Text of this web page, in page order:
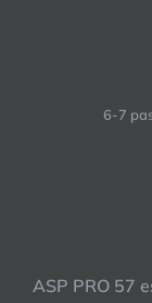
6-7
ASP PRO 57